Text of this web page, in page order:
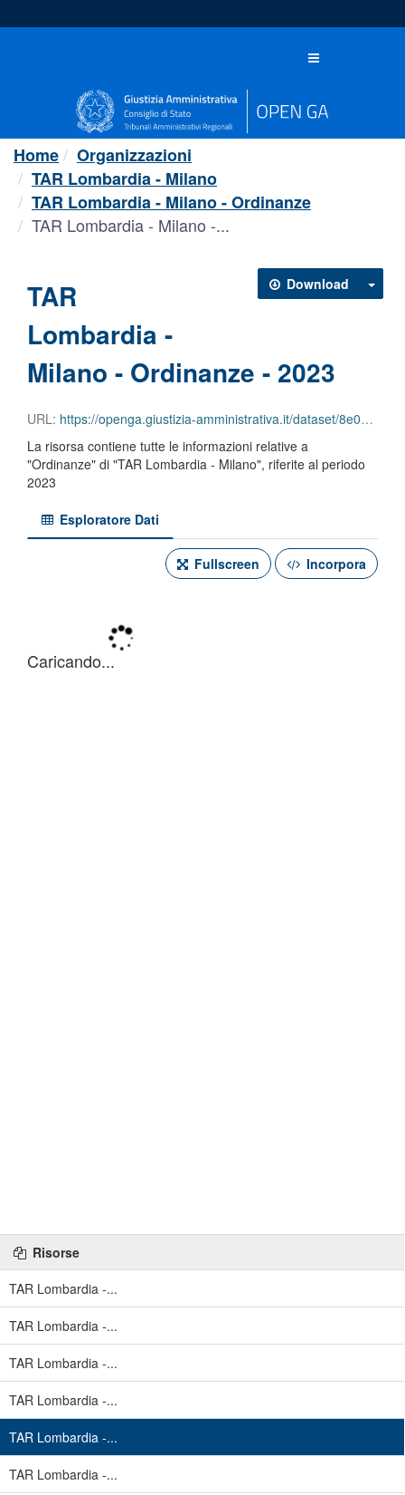
al
Toggle
Home
Organizzazioni
TAR Lombardia - Milano
TAR Lombardia - Milano - Ordinanze
TAR Lombardia - Milano -...
Download
TAR
Lombardia -
Milano - Ordinanze - 2023
URL: https://openga.giustizia-amministrativa.it/dataset/8e03b81b-641b-4625-9f91-45f97096f20c/resource/c35e7993-2e0d-408c-9bc1-3244f8e0549d/download/tar-lombardia-milano-ordinanze-2023.json
La risorsa contiene tutte le informazioni relative a
"Ordinanze" di "TAR Lombardia - Milano", riferite al periodo
2023
Esploratore Dati
Fullscreen Incorpora
Risorse
TAR Lombardia -...
TAR Lombardia -...
TAR Lombardia -...
TAR Lombardia -...
TAR Lombardia -...
TAR Lombardia -...